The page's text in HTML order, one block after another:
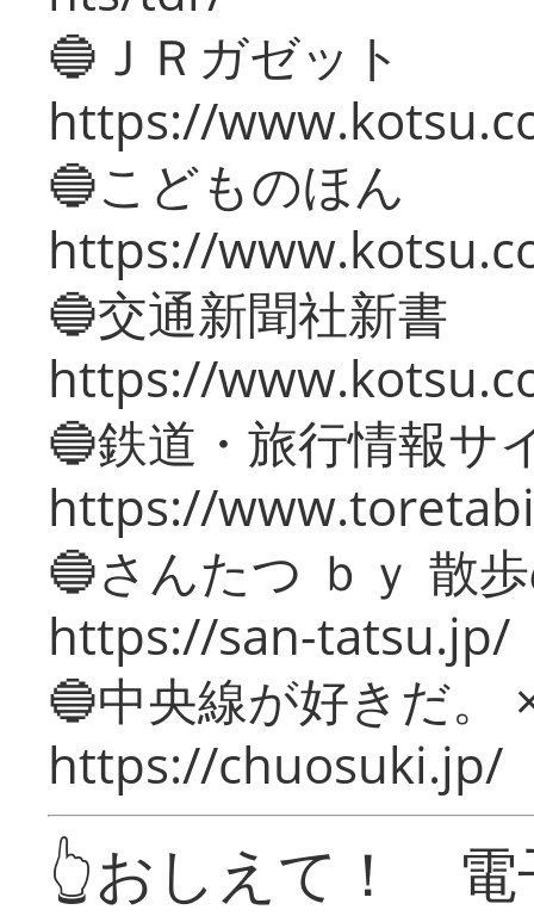
🔵ＪＲガゼット
https://
🔵こどものほん
https://
🔵交通新聞社新書
https://
🔵鉄道・旅行情報サ
https://
🔵さんたつ ｂｙ 散
https://san-tatsu.jp/
🔵中央線が好きだ。
https://chuosuki.jp/
👆おしえて！ 電